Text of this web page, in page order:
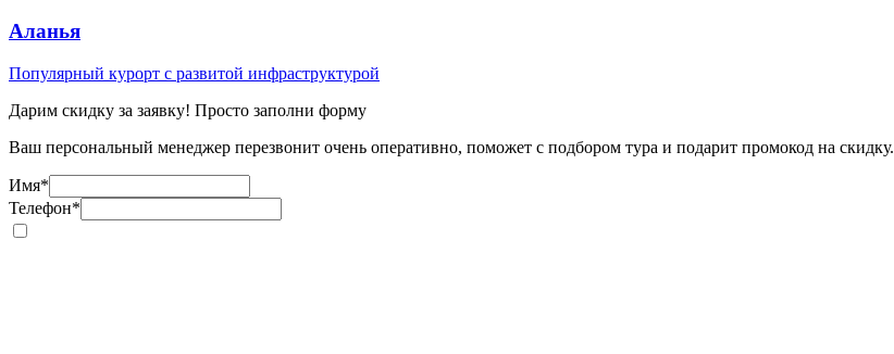
Аланья
Популярный курорт с развитой инфраструктурой
Дарим скидку за заявку! Просто заполни форму
Ваш персональный менеджер перезвонит очень оперативно, поможет с подбором тура и подарит промокод на скидку.
Имя*
Телефон*